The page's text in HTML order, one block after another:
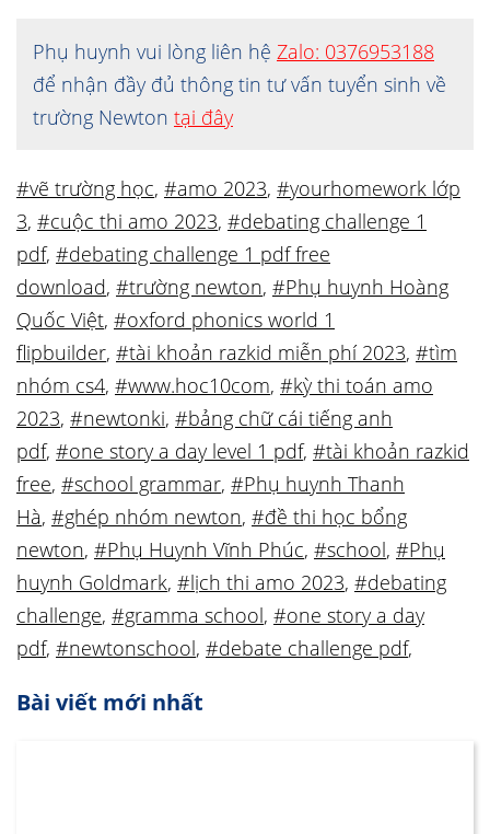
Phụ huynh vui lòng liên hệ Zalo: 0376953188
để nhận đầy đủ thông tin tư vấn tuyển sinh về
trường Newton tại đây
#vẽ trường học, #amo 2023, #yourhomework lớp
3, #cuộc thi amo 2023, #debating challenge 1
pdf, #debating challenge 1 pdf free
download, #trường newton, #Phụ huynh Hoàng
Quốc Việt, #oxford phonics world 1
flipbuilder, #tài khoản razkid miễn phí 2023, #tìm
nhóm cs4, #www.hoc10com, #kỳ thi toán amo
2023, #newtonki, #bảng chữ cái tiếng anh
pdf, #one story a day level 1 pdf, #tài khoản razkid
free, #school grammar, #Phụ huynh Thanh
Hà, #ghép nhóm newton, #đề thi học bổng
newton, #Phụ Huynh Vĩnh Phúc, #school, #Phụ
huynh Goldmark, #lịch thi amo 2023, #debating
challenge, #gramma school, #one story a day
pdf, #newtonschool, #debate challenge pdf,
Bài viết mới nhất